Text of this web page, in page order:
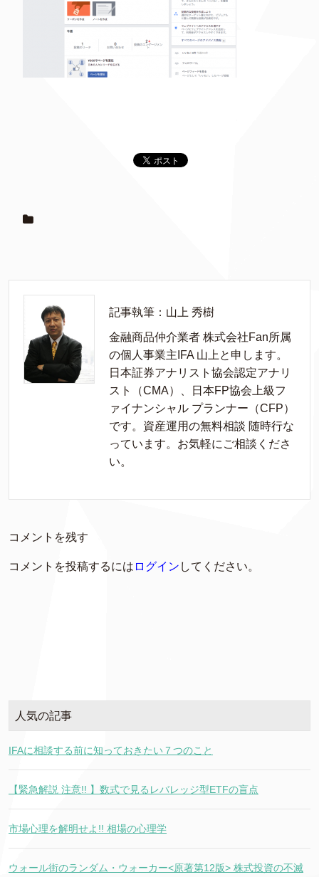
記事執筆：山上 秀樹
金融商品仲介業者 株式会社Fan所属
の個人事業主IFA 山上と申します。
日本証券アナリスト協会認定アナリ
スト（CMA）、日本FP協会上級フ
ァイナンシャル プランナー（CFP）
です。資産運用の無料相談 随時行な
っています。お気軽にご相談くださ
い。
コメントを残す
コメントを投稿するには ログイン してください。
人気の記事
IFAに相談する前に知っておきたい７つのこと
【緊急解説 注意!! 】数式で見るレバレッジ型ETFの盲点
市場心理を解明せよ!! 相場の心理学
ウォール街のランダム・ウォーカー<原著第12版> 株式投資の不滅